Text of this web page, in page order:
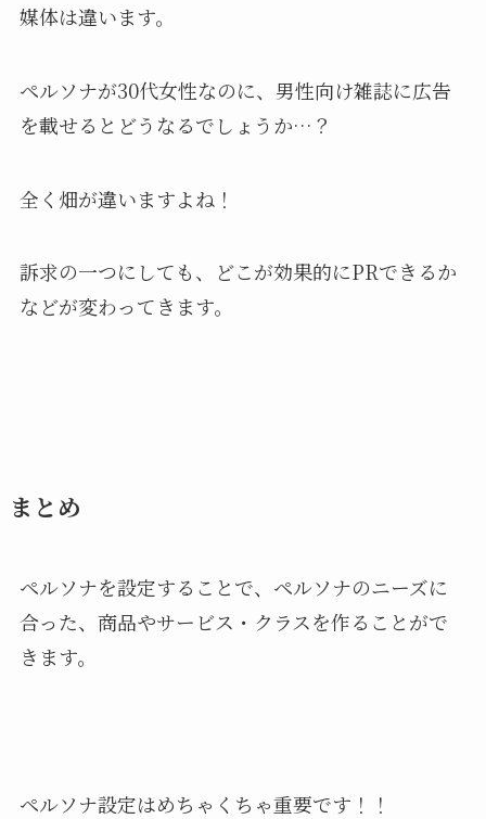
媒体は違います。
ペルソナが30代女性なのに、男性向け雑誌に広告
を載せるとどうなるでしょうか…？
全く畑が違いますよね！
訴求の一つにしても、どこが効果的にPRできるか
などが変わってきます。
まとめ
ペルソナを設定することで、ペルソナのニーズに
合った、商品やサービス・クラスを作ることがで
きます。
ペルソナ設定はめちゃくちゃ重要です！！